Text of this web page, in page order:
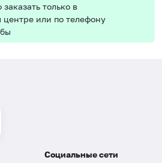
только в
центре или по телефону
Социальные сети